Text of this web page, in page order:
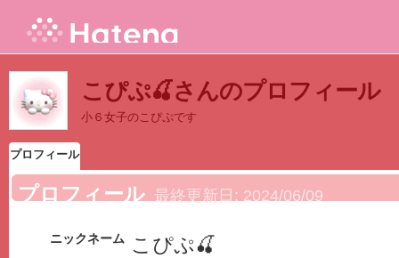
こぴぷ🍒さんのプロフィール
小６女子のこぴぷです
プロフィール
プロフィール 最終更新日: 2024/06/09
ニックネーム こぴぷ🍒